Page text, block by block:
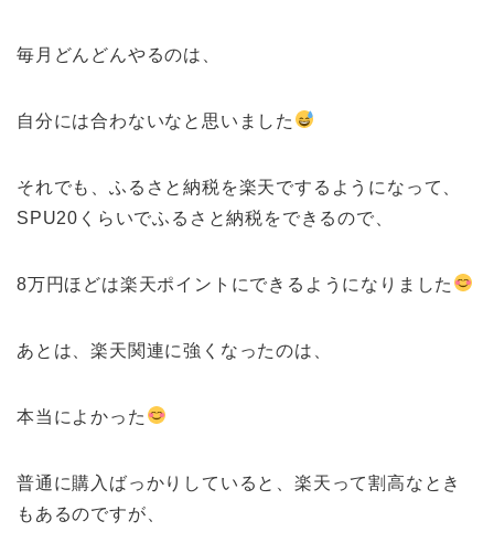
毎月どんどんやるのは、
自分には合わないなと思いました
それでも、ふるさと納税を楽天でするようになって、
SPU20くらいでふるさと納税をできるので、
8万円ほどは楽天ポイントにできるようになりました
あとは、楽天関連に強くなったのは、
本当によかった
普通に購入ばっかりしていると、楽天って割高なとき
もあるのですが、